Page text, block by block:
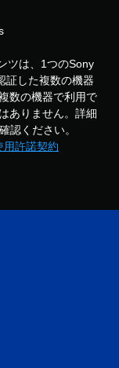
ツは、1つのSony
証した複数の機器
数の機器で利用で
ありません。詳細
認ください。
用許諾契約